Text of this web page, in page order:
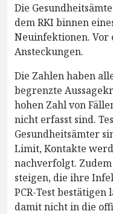
Die
dem RKI binnen
Neuinfektionen. Vor
Ansteckungen.
Die Zahlen haben
begrenzte
hohen Zahl von
nicht erfasst sind.
Gesundheitsämter
Limit, Kontakte
nachverfolgt.
steigen, die ihre
PCR-Test
damit nicht in die